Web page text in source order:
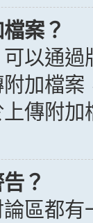
案？
可以通
加檔
傳附
？
區都